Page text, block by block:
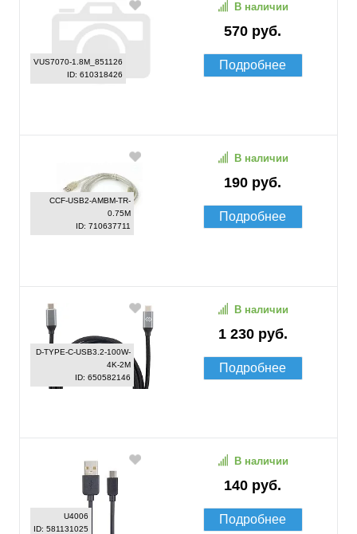
VUS7070-1.8M_851126
ID: 610318426
570 руб.
В наличии
Подробнее
CCF-USB2-AMBM-TR-
0.75M
ID: 710637711
190 руб.
В наличии
Подробнее
D-TYPE-C-USB3.2-100W-
4K-2M
ID: 650582146
1 230 руб.
В наличии
Подробнее
U4006
ID: 581131025
140 руб.
В наличии
Подробнее